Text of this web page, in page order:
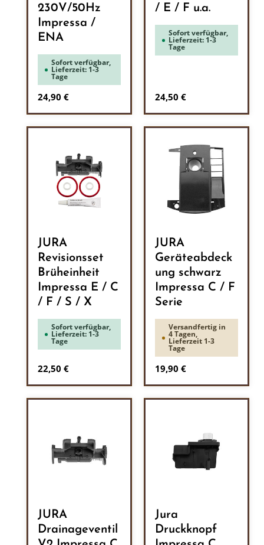
230V/50Hz
Impressa /
ENA
Sofort verfügbar,
Lieferzeit: 1-3
Tage
Regulärer Preis:
24,90 €
/ E / F u.a.
Sofort verfügbar,
Lieferzeit: 1-3
Tage
Regulärer Preis:
24,50 €
JURA
Revisionsset
Brüheinheit
Impressa E / C
/ F / S / X
Sofort verfügbar,
Lieferzeit: 1-3
Tage
Regulärer Preis:
22,50 €
JURA
Geräteabdeck
ung schwarz
Impressa C / F
Serie
Versandfertig in
4 Tagen,
Lieferzeit 1-3
Tage
Regulärer Preis:
19,90 €
JURA
Drainageventil
Jura
Druckknopf